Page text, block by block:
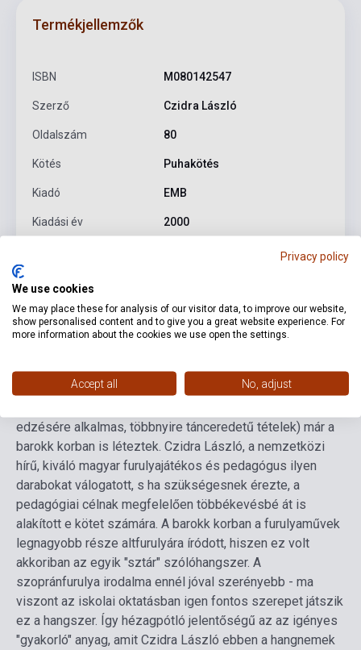
Termékjellemzők
ISBN M080142547
Szerző Czidra László
Oldalszám 80
Kötés Puhakötés
Kiadó EMB
Kiadási év 2000
Részletes leírás Kapcsolódó linkek Vélemények
Bár az "etűd" elnevezés és maga a műfaj is elsősorban a
edzésére alkalmas, többnyire tánceredetű tételek) már a
barokk korban is léteztek. Czidra László, a nemzetközi
hírű, kiváló magyar furulyajátékos és pedagógus ilyen
darabokat válogatott, s ha szükségesnek érezte, a
pedagógiai célnak megfelelően többékevésbé át is
alakított e kötet számára. A barokk korban a furulyaművek
legnagyobb része altfurulyára íródott, hiszen ez volt
akkoriban az egyik "sztár" szólóhangszer. A
szopránfurulya irodalma ennél jóval szerényebb - ma
viszont az iskolai oktatásban igen fontos szerepet játszik
ez a hangszer. Így hézagpótló jelentőségű az az igényes
"gyakorló" anyag, amit Czidra László ebben a hangnemek
Privacy policy
We use cookies
We may place these for analysis of our visitor data, to improve our website,
show personalised content and to give you a great website experience. For
more information about the cookies we use open the settings.
Accept all No, adjust